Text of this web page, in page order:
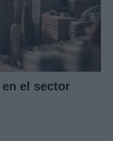
el sector